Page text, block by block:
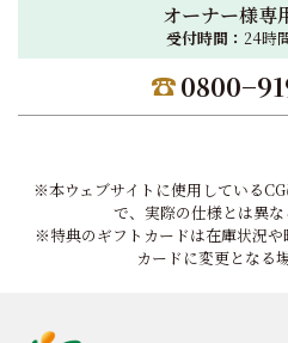
オーナー様専
受付時間： 24時
※本ウェブサイトに使用している
で、実際の仕様とは異な
※特典のギフトカードは在庫状況や
カードに変更となる